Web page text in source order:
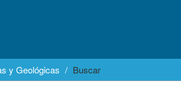
y Geológicas Buscar